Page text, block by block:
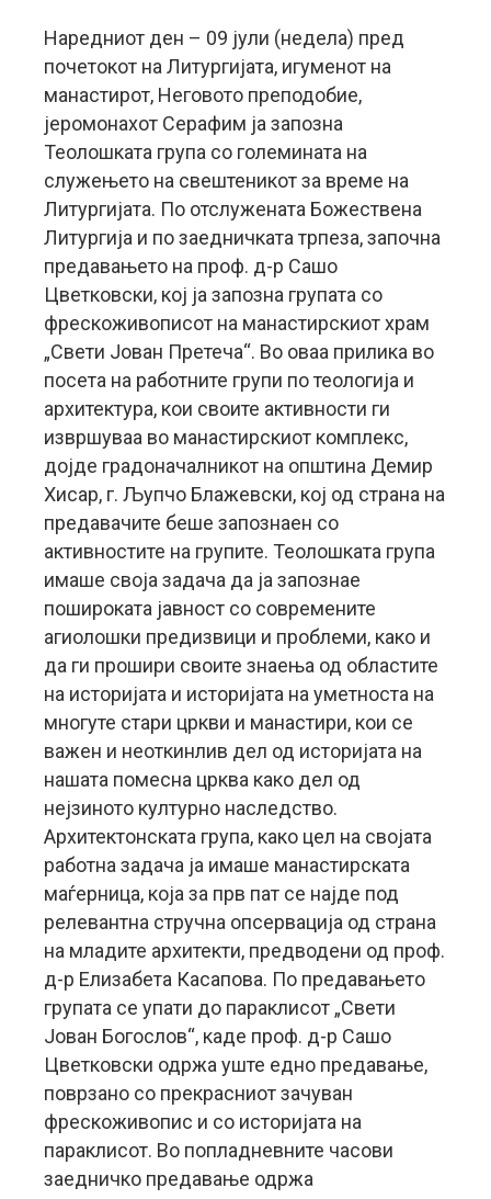
Наредниот ден – 09 јули (недела) пред
почетокот на Литургијата, игуменот на
манастирот, Неговото преподобие,
јеромонахот Серафим ја запозна
Теолошката група со големината на
служењето на свештеникот за време на
Литургијата. По отслужената Божествена
Литургија и по заедничката трпеза, започна
предавањето на проф. д-р Сашо
Цветковски, кој ја запозна групата со
фрескоживописот на манастирскиот храм
„Свети Јован Претеча“. Во оваа прилика во
посета на работните групи по теологија и
архитектура, кои своите активности ги
извршуваа во манастирскиот комплекс,
дојде градоначалникот на општина Демир
Хисар, г. Љупчо Блажевски, кој од страна на
предавачите беше запознаен со
активностите на групите. Теолошката група
имаше своја задача да ја запознае
пошироката јавност со современите
агиолошки предизвици и проблеми, како и
да ги прошири своите знаења од областите
на историјата и историјата на уметноста на
многуте стари цркви и манастири, кои се
важен и неоткинлив дел од историјата на
нашата помесна црква како дел од
нејзиното културно наследство.
Архитектонската група, како цел на својата
работна задача ја имаше манастирската
маѓерница, која за прв пат се најде под
релевантна стручна опсервација од страна
на младите архитекти, предводени од проф.
д-р Елизабета Касапова. По предавањето
групата се упати до параклисот „Свети
Јован Богослов“, каде проф. д-р Сашо
Цветковски одржа уште едно предавање,
поврзано со прекрасниот зачуван
фрескоживопис и со историјата на
параклисот. Во попладневните часови
заедничко предавање одржа